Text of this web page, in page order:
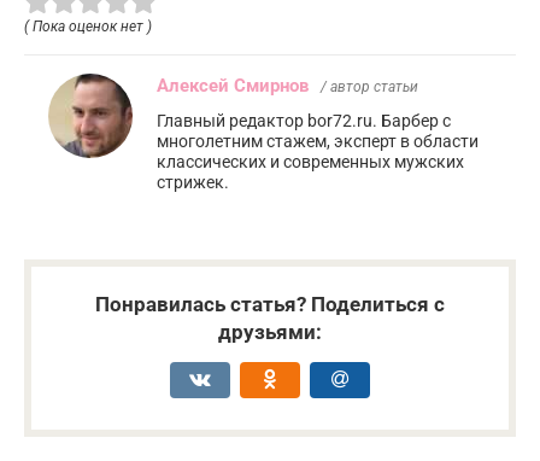
( Пока оценок нет )
Алексей Смирнов / автор статьи
Главный редактор bor72.ru. Барбер с
многолетним стажем, эксперт в области
классических и современных мужских
стрижек.
Понравилась статья? Поделиться с
друзьями: